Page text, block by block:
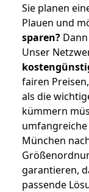
Sie planen
Plauen und
sparen?
Unser
fairen
als die
kümmern
München
garantieren,
passende